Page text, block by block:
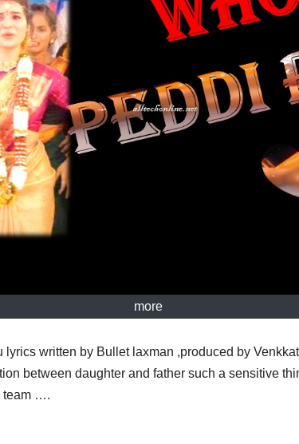
more
written by Bullet laxman ,produced by
between daughter and father such a sensitive
team ….